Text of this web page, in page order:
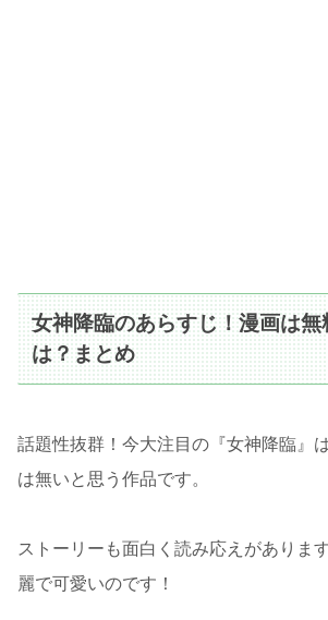
女神降臨のあらすじ！漫画は
は？まとめ
話題性抜群！今大注目の『女神降臨』
は無いと思う作品です。
ストーリーも面白く読み応えがありま
麗で可愛いのです！